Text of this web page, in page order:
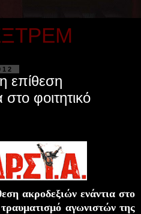
επίθεση
φοιτητικό
ακροδεξιών ενάντια στο
αγωνιστών της